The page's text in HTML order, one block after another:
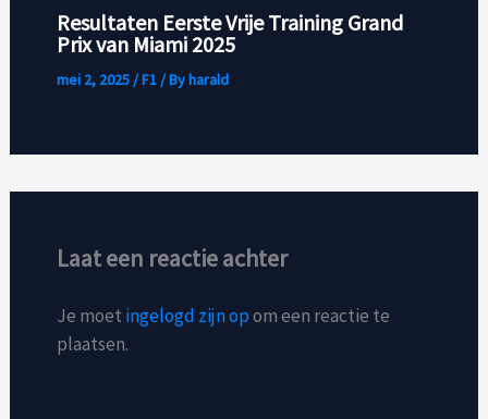
Resultaten Eerste Vrije Training Grand
Prix van Miami 2025
mei 2, 2025 /F1/ Byharald
Laat een reactie achter
Je moet ingelogd zijn opom een reactie te
plaatsen.